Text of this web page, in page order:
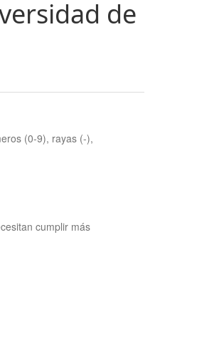
de
(0-9), rayas (-),
cumplir más